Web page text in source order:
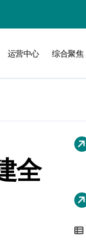
运营中心 综合聚焦
全